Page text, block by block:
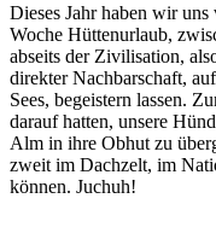
Dieses Jahr haben wir
Woche Hüttenurlaub,
abseits der Zivilisation,
direkter Nachbarschaft,
Sees, begeistern lassen.
darauf hatten, unsere
Alm in ihre Obhut zu
zweit im Dachzelt, im
können. Juchuh!